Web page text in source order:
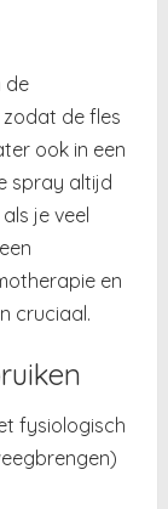
de
de fles
ook in een
spray altijd
je veel
en
cruciaal.
fysiologisch